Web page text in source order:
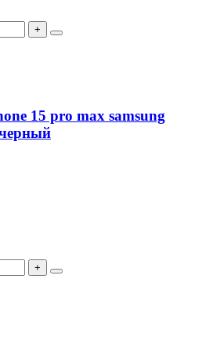
+
15 pro max samsung
+